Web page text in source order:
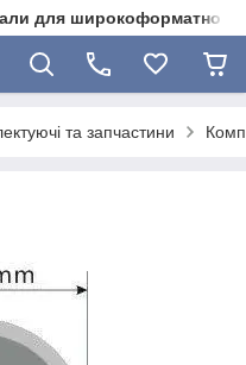
для широкоформатного
та запчастини